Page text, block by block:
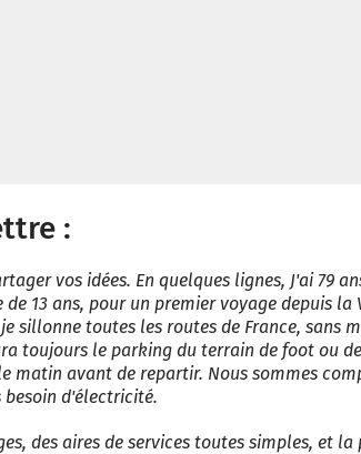
:
vos idées. En quelques lignes, J'ai 79
de 13 ans, pour un premier voyage depuis la
sillonne toutes les routes de France, sans
toujours le parking du terrain de foot ou
matin avant de repartir. Nous sommes
besoin d'électricité.
des aires de services toutes simples, et